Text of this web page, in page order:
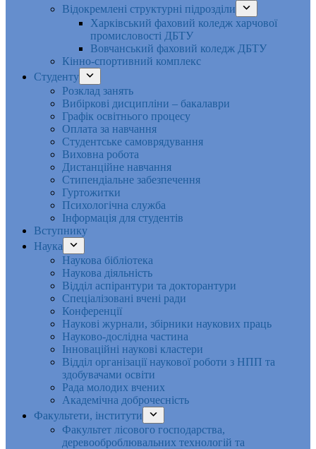
Відокремлені структурні підрозділи
Харківський фаховий коледж харчової
промисловості ДБТУ
Вовчанський фаховий коледж ДБТУ
Кінно-спортивний комплекс
Студенту
Розклад занять
Вибіркові дисципліни – бакалаври
Графік освітнього процесу
Оплата за навчання
Студентське самоврядування
Виховна робота
Дистанційне навчання
Стипендіальне забезпечення
Гуртожитки
Психологічна служба
Інформація для студентів
Вступнику
Наука
Наукова бібліотека
Наукова діяльність
Відділ аспірантури та докторантури
Спеціалізовані вчені ради
Конференції
Наукові журнали, збірники наукових праць
Науково-дослідна частина
Інноваційні наукові кластери
Відділ організації наукової роботи з НПП та
здобувачами освіти
Рада молодих вчених
Академічна доброчесність
Факультети, інститути
Факультет лісового господарства,
деревооброблювальних технологій та